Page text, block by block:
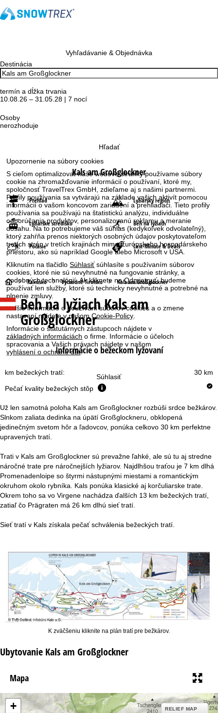
Upozornenie na súbory cookies
S cieľom optimalizovať naše webové stránky používame súbory
cookie na zhromažďovanie informácií o používaní, ktoré my,
spoločnosť TravelTrex GmbH, zdieľame aj s našimi partnermi.
Profily používania sa vytvárajú na základe vašich aktivít pomocou
informácií o vašom koncovom zariadení a prehliadači. Tieto profily
používania sa používajú na štatistickú analýzu, individuálne
odporúčania produktov, personalizovanú reklamu a meranie
dosahu. Na to potrebujeme váš súhlas (kedykoľvek odvolateľný),
ktorý zahŕňa prenos niektorých osobných údajov poskytovateľom
tretích strán v tretích krajinách mimo Európskeho hospodárskeho
priestoru, ako sú napríklad Google alebo Microsoft v USA.
Kliknutím na tlačidloSúhlasiťsúhlasíte s používaním súborov
cookies, ktoré nie sú nevyhnutné na fungovanie stránky, a
podobných technológií. Ak kliknete naOdmietnuť, budeme
používať len služby, ktoré sú technicky nevyhnutné a potrebné na
plnenie zmluvy.
Ďalšie informácie o používaní súborov cookies a o zmene
nastavení nájdete v našomCookie-Policy
Informácie o štatutárnych zástupcoch nájdete v
základných informáciách o firme. Informácie o účeloch
spracovania a Vašich právach nájdete v našom
vyhlásení o ochrane dát.
Súhlasiť
Vyhľadávanie & Objednávka
Destinácia
termín a dĺžka trvania
10.08.26 – 31.05.28 | 7 nocí
Osoby
nerozhoduje
Hľadať
Kals am Großglockner
Prehľad Lyžiarsky región
Lyžiarske stredisko Beh na lyžiach
Počasie Last-Minute & Deals
H
l
v
t
r
á
k
a
Rakúsko Východné Tirolsko Kals am Großglockner
Beh na lyžiach Kals am
Großglockner
Informácie o bežeckom lyžovaní
30 km
km bežeckých tratí:
Pečať kvality bežeckých stôp
Už len samotná poloha Kals am Großglockner rozbúši srdce bežkárov.
Slnkom zaliata dedinka na úpätí Großglockneru, obklopená
jedinečným svetom hôr a ľadovcov, ponúka celkovo 30 km perfektne
upravených tratí.
Trati v Kals am Großglockner sú prevažne ľahké, ale sú tu aj stredne
náročné trate pre náročnejších lyžiarov. Najdlhšou traťou je 7 km dlhá
Promenadenloipe so štyrmi nástupnými miestami a romantickým
okruhom okolo rybníka. Kals ponúka klasické aj korčuliarske trate.
Okrem toho sa vo Virgene nachádza ďalších 13 km bežeckých tratí,
zatiaľ čo Prägraten má 26 km dlhú sieť tratí.
Sieť tratí v Kals získala pečať schválenia bežeckých tratí.
K zväčšeniu kliknite na plán tratí pre bežkárov.
Ubytovanie Kals am Großglockner
Mapa
+ RELIEF MAP